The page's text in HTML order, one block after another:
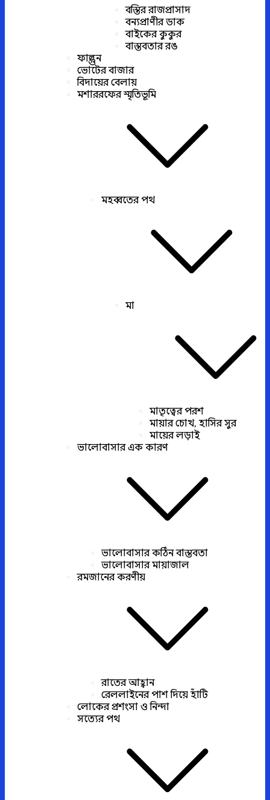
বস্তির রাজপ্রাসাদ
বন্যপ্রাণীর ডাক
বাইকের কুকুর
বাস্তবতার রঙ
ফাল্গুন
ভোটের বাজার
বিদায়ের বেলায়
মশাররফের স্মৃতিভূমি
মহব্বতের পথ
মা
মাতৃত্বের পরশ
মায়ার চোখ, হাসির সুর
মায়ের লড়াই
ভালোবাসার এক কারণ
ভালোবাসার কঠিন বাস্তবতা
ভালোবাসার মায়াজাল
রমজানের করণীয়
রাতের আহ্বান
রেললাইনের পাশ দিয়ে হাঁটি
লোকের প্রশংসা ও নিন্দা
সত্যের পথ